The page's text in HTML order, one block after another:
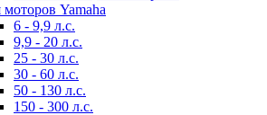
моторов Yamaha
6 - 9,9 л.с.
9,9 - 20 л.с.
25 - 30 л.с.
30 - 60 л.с.
50 - 130 л.с.
150 - 300 л.с.